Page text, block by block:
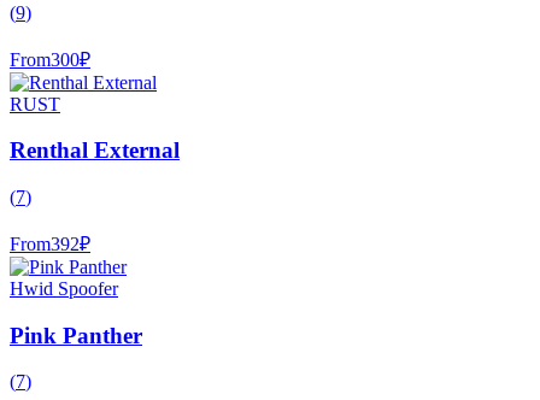
(9)
From300₽
RUST
Renthal External
(7)
From392₽
Hwid Spoofer
Pink Panther
(7)